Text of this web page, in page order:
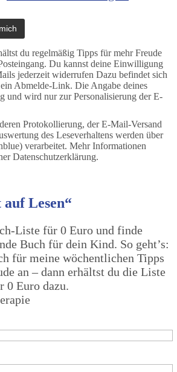
du regelmäßig Tipps für mehr Freude
Du kannst deine Einwilligung
jederzeit widerrufen Dazu befindet sich
Abmelde-Link. Die Angabe deines
und wird nur zur Personalisierung der E-
Protokollierung, der E-Mail-Versand
des Leseverhaltens werden über
verarbeitet. Mehr Informationen
Datenschutzerklärung.
Lesen“
Liste für 0 Euro und finde
Buch für dein Kind. So geht’s:
für meine wöchentlichen Tipps
an – dann erhältst du die Liste
0 Euro dazu.